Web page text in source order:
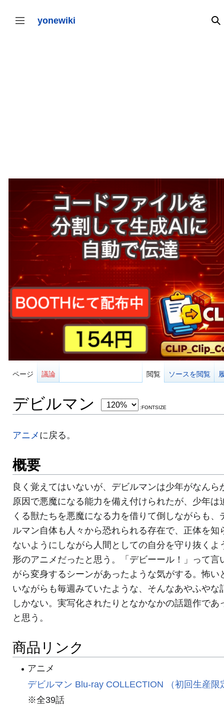
テ
サイドバーの切り替え yonewiki 検
ページ 議論 閲覧 ソースを閲覧
デビルマン :FONTSIZE
アニメに戻る。
概要
良く覚えてはいないが、デビルマンは少年がなんら
原因で悪魔になる能力を備え付けられたが、少年は
くる獣たちを悪魔になる力を借りて倒しながらも、
ルマン自体も人々から恐れられる存在で、正体を知
ないようにしながら人間としての自分を守り抜くよ
形のアニメだったと思う。「デビーール！」って言
がら変身するシーンがあったような気がする。怖い
いながらも毎週みていたような、そんなあやふやな
しかない。実写化されたりとなかなかの話題作であ
と思う。
商品リンク
アニメ
デビルマン Blu-ray COLLECTION （初回生産限
※全39話